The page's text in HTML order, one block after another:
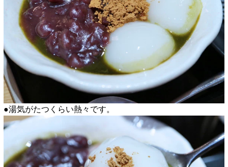
●湯気がたつくらい熱々です。